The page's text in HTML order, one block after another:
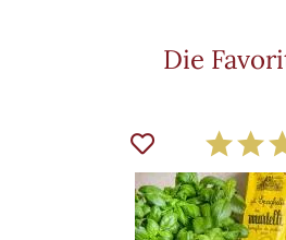
Die